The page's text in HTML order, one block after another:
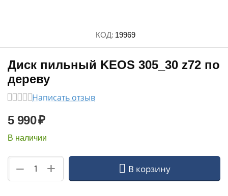
КОД: 19969
Диск пильный KEOS 305_30 z72 по
дереву
Написать отзыв
5 990₽
В наличии
+
− В корзину